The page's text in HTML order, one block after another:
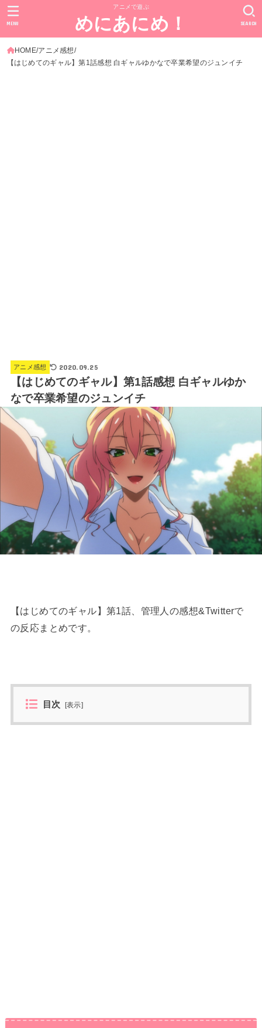
アニメで遊ぶ
めにあにめ！ SEARCH
MENU
HOME アニメ感想
【はじめてのギャル】第1話感想 白ギャルゆかなで卒業希望のジュンイチ
アニメ感想 2020.09.25
【はじめてのギャル】第1話感想 白ギャルゆか
なで卒業希望のジュンイチ
【はじめてのギャル】第1話、管理人の感想&Twitterで
の反応まとめです。
目次 [表示]